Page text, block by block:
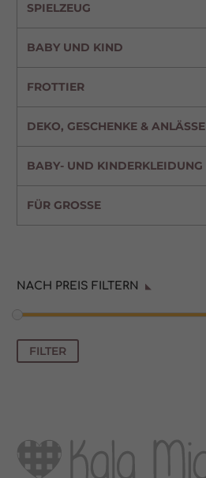
SPIELZEUG
BABY UND KIND
FROTTIER
DEKO, GESCHENKE & ANLÄSSE
BABY- UND KINDERKLEIDUNG
FÜR GROSSE
NACH PREIS FILTERN
Min.
Preis
Max.
Preis
FILTER